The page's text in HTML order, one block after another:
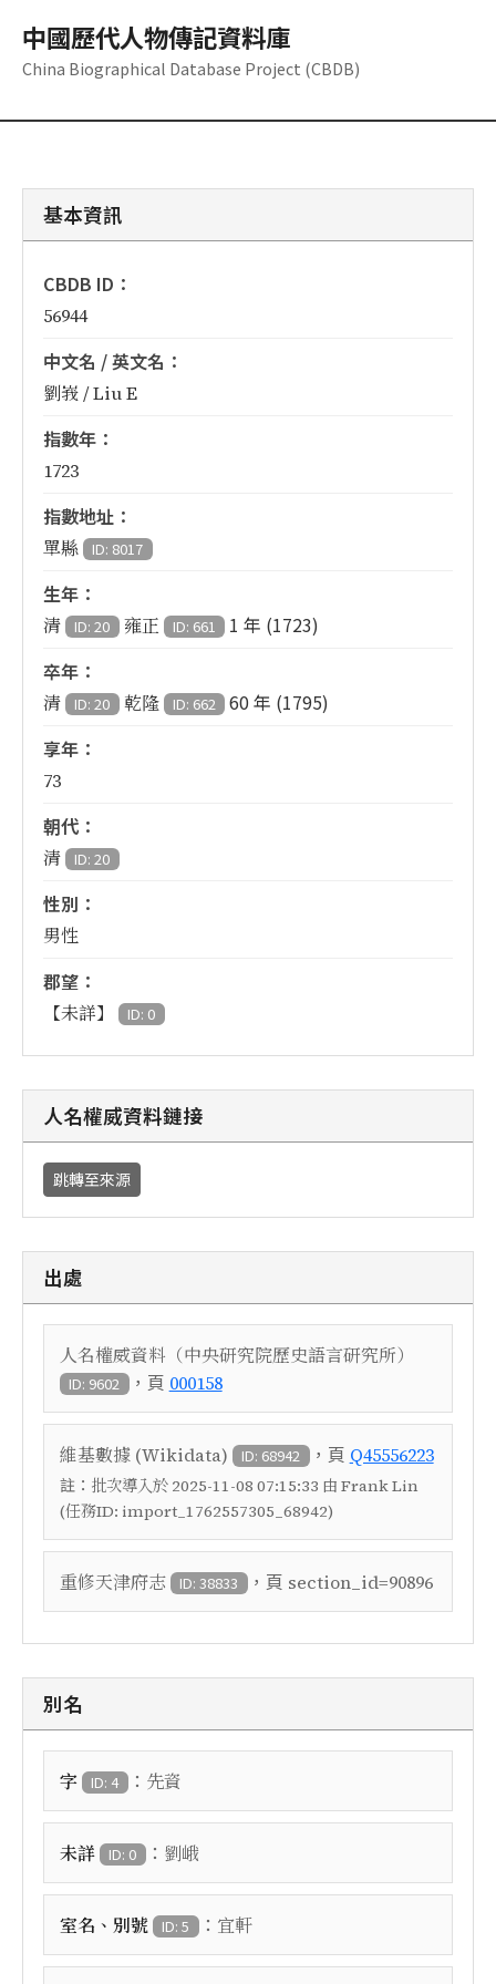
中國歷代人物傳記資料庫
China Biographical Database Project (CBDB)
基本資訊
CBDB ID：
56944
中文名 / 英文名：
劉峩 / Liu E
指數年：
1723
指數地址：
單縣 ID: 8017
生年：
清 ID: 20 雍正 ID: 661
1 年 (1723)
卒年：
清 ID: 20 乾隆 ID: 662
60 年 (1795)
享年：
73
朝代：
清 ID: 20
性別：
男性
郡望：
【未詳】 ID: 0
人名權威資料鏈接
跳轉至來源
出處
人名權威資料（中央研究院歷史語言研究所）
ID: 9602 ，頁 000158
維基數據 (Wikidata) ID: 68942 ，頁 Q45556223
註： 批次導入於 2025-11-08 07:15:33 由 Frank Lin
(任務ID: import_1762557305_68942)
重修天津府志 ID: 38833 ，頁 section_id=90896
別名
字 ID: 4 ： 先資
未詳 ID: 0 ： 劉峨
室名、別號 ID: 5 ： 宜軒